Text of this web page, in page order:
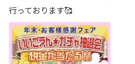
行っております🥰